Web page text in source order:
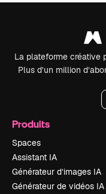
La plateforme créative
Plus d’un million
Produits
Spaces
Assistant IA
Générateur d’images IA
Générateur de vidéos IA